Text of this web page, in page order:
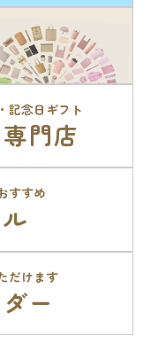
記念日ギフト
門店
すすめ
だけます
ー